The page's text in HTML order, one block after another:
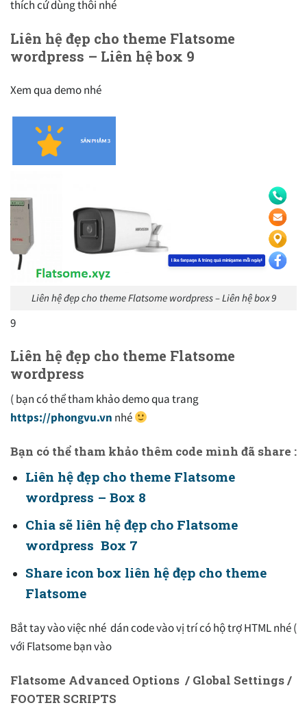
thích cứ dùng thôi nhé
Liên hệ đẹp cho theme Flatsome
wordpress – Liên hệ box 9
Xem qua demo nhé
Liên hệ đẹp cho theme Flatsome wordpress – Liên hệ box 9
9
Liên hệ đẹp cho theme Flatsome
wordpress
( bạn có thể tham khảo demo qua trang
https://phongvu.vn nhé
Bạn có thể tham khảo thêm code mình đã share :
Liên hệ đẹp cho theme Flatsome
wordpress – Box 8
Chia sẽ liên hệ đẹp cho Flatsome
wordpress Box 7
Share icon box liên hệ đẹp cho theme
Flatsome
Bắt tay vào việc nhé dán code vào vị trí có hộ trợ HTML nhé (
với Flatsome bạn vào
Flatsome Advanced Options / Global Settings /
FOOTER SCRIPTS